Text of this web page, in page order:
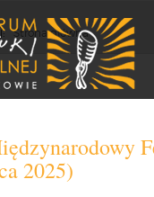
Strona główna
2025)